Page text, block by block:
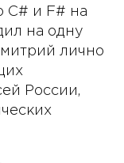
C# и F# на
на одну
лично
России,